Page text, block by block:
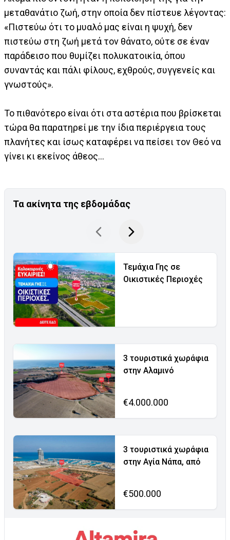
μεταθανάτιο ζωή, στην οποία δεν πίστευε λέγοντας:
«Πιστεύω ότι το μυαλό μας είναι η ψυχή, δεν
πιστεύω στη ζωή μετά τον θάνατο, ούτε σε έναν
παράδεισο που θυμίζει πολυκατοικία, όπου
συναντάς και πάλι φίλους, εχθρούς, συγγενείς και
γνωστούς».
Το πιθανότερο είναι ότι στα αστέρια που βρίσκεται
τώρα θα παρατηρεί με την ίδια περιέργεια τους
πλανήτες και ίσως καταφέρει να πείσει τον Θεό να
γίνει κι εκείνος άθεος…
Τα ακίνητα της εβδομάδας
Τεμάχια Γης σε
Οικιστικές Περιοχές
3 τουριστικά χωράφια
στην Αλαμινό
€4.000.000
3 τουριστικά χωράφια
στην Αγία Νάπα, από
€500.000